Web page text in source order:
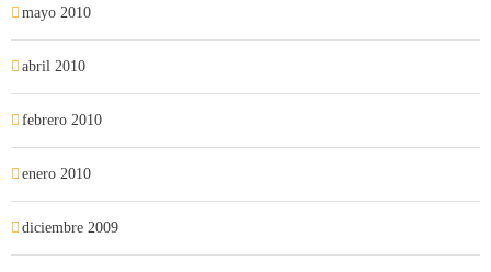
mayo 2010
abril 2010
febrero 2010
enero 2010
diciembre 2009